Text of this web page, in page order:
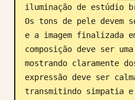
iluminação de estúdio
Os tons de pele
e a imagem finalizada
composição deve ser
mostrando claramente
expressão deve ser
transmitindo simpatia